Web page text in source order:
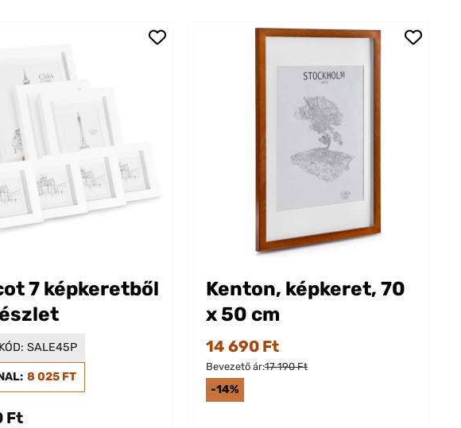
7 képkeretből
KÓD: SALE45P
8 025 FT
Ft
Kenton, képkeret, 70
x 50 cm
14 690 Ft
Bevezető ár:17 190 Ft
-14%